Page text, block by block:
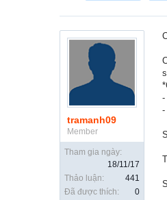
tramanh09
Member
Tham gia ngày:
18/11/17
Thảo luận:
441
Đã được thích:
0
-
-